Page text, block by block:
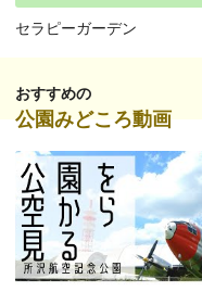
セラピーガーデン
おすすめの
公園みどころ動画